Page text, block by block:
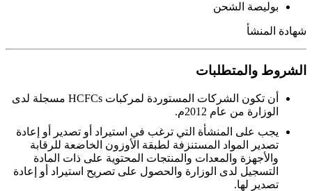
بوليصة الشحن
شهادة المنشأ
الشروط والمتطلبات
أن تكون الشركات المستوردة لمركبات HCFCs مسجلة لدى
الوزارة من عام 2012م.
يجب على المنشأة التي ترغب في استيراد أو تصدير أو إعادة
تصدير المواد المستنزفة لطبقة الأوزون الخاضعة للرقابة
والأجهزة والمعدات والمنتجات المحتوية على ذات المادة
التسجيل لدى الوزارة والحصول على تصريح استيراد أو إعادة
تصدير لها.